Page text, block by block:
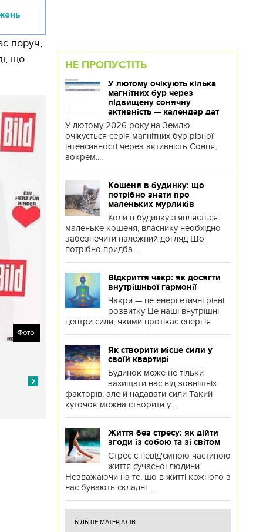
поруч,
що
Фото:
НЕ ПРОПУСТІТЬ
У лютому очікують кілька
магнітних бур через
підвищену сонячну
активність — календар дат
У лютому 2026 року на Землю
очікується серія магнітних бур різної
інтенсивності через активність Сонця,
зокрем....
Кошеня в будинку: що
потрібно знати про
маленьких мурликів
Коли в будинку з'являється
маленьке кошеня, власнику необхідно
забезпечити належний догляд Що
потрібно придба....
Відкриття чакр: як досягти
внутрішньої гармонії
Чакри — це енергетичні рівні
розвитку Це наші внутрішні
центри сили, якими протікає енергія
Як створити місце сили у
своїй квартирі
Будинок може не тільки
захищати нас від зовнішніх
факторів, але й надавати сили Такий
куточок можна створити у....
Життя без стресу: як дійти
згоди із собою та зі світом
Стрес є невід'ємною частиною
життя сучасної людини
Незважаючи на те, що в житті кожного з
нас бувають складні ....
БІЛЬШЕ МАТЕРІАЛІВ